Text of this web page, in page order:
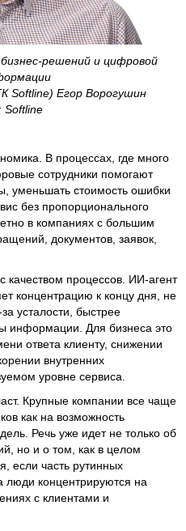
решений и цифровой
Softline) Егор Ворогушин
В процессах, где много
сотрудники помогают
уменьшать стоимость ошибки
без пропорционального
в компаниях с большим
документов, заявок,
качеством процессов. ИИ-агент
концентрацию к концу дня, не
усталости, быстрее
информации. Для бизнеса это
ответа клиенту, снижении
внутренних
уровне сервиса.
Крупные компании все чаще
как на возможность
Речь уже идет не только об
но и о том, как в целом
если часть рутинных
люди концентрируются на
с клиентами и